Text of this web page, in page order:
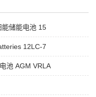
储能电池 15
12LC-7
池 AGM VRLA